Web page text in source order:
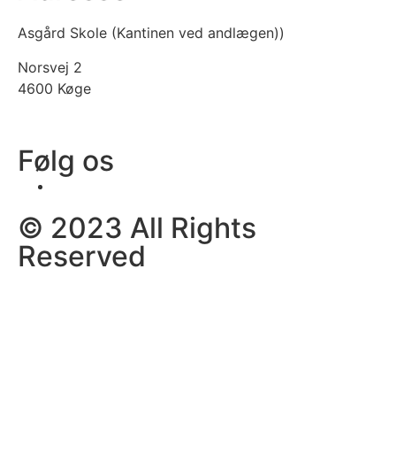
Asgård Skole (Kantinen ved andlægen))
Norsvej 2
4600 Køge
Følg os
© 2023 All Rights
Reserved